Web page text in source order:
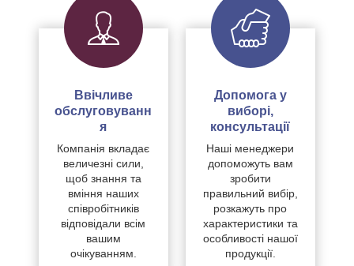
Ввічливе
обслуговуванн
я
Компанія вкладає
величезні сили,
щоб знання та
вміння наших
співробітників
відповідали всім
вашим
очікуванням.
Допомога у
виборі,
консультації
Наші менеджери
допоможуть вам
зробити
правильний вибір,
розкажуть про
характеристики та
особливості нашої
продукції.